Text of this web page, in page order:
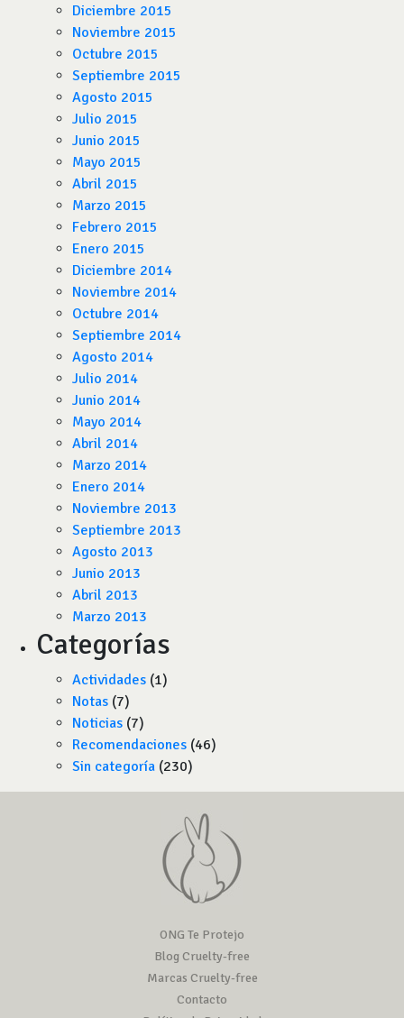
Diciembre 2015
Noviembre 2015
Octubre 2015
Septiembre 2015
Agosto 2015
Julio 2015
Junio 2015
Mayo 2015
Abril 2015
Marzo 2015
Febrero 2015
Enero 2015
Diciembre 2014
Noviembre 2014
Octubre 2014
Septiembre 2014
Agosto 2014
Julio 2014
Junio 2014
Mayo 2014
Abril 2014
Marzo 2014
Enero 2014
Noviembre 2013
Septiembre 2013
Agosto 2013
Junio 2013
Abril 2013
Marzo 2013
Categorías
Actividades (1)
Notas (7)
Noticias (7)
Recomendaciones (46)
Sin categoría (230)
ONG Te Protejo
Blog Cruelty-free
Marcas Cruelty-free
Contacto